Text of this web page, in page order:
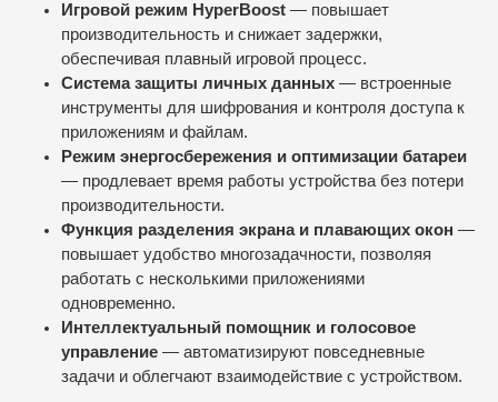
Игровой режим HyperBoost — повышает
производительность и снижает задержки,
обеспечивая плавный игровой процесс.
Система защиты личных данных — встроенные
инструменты для шифрования и контроля доступа к
приложениям и файлам.
Режим энергосбережения и оптимизации батареи
— продлевает время работы устройства без потери
производительности.
Функция разделения экрана и плавающих окон —
повышает удобство многозадачности, позволяя
работать с несколькими приложениями
одновременно.
Интеллектуальный помощник и голосовое
управление — автоматизируют повседневные
задачи и облегчают взаимодействие с устройством.